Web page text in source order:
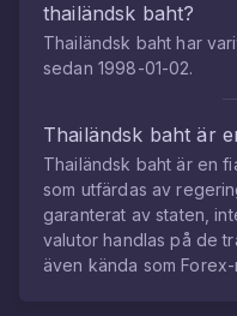
thailändsk baht?
Thailändsk baht har
sedan 1998-01-02.
Thailändsk baht är
Thailändsk baht är en
som utfärdas av
garanterat av staten,
valutor handlas på de
även kända som Forex-